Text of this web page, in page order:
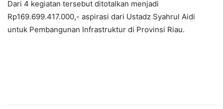
Dari 4 kegiatan tersebut ditotalkan menjadi
Rp169.699.417.000,- aspirasi dari Ustadz Syahrul Aidi
untuk Pembangunan Infrastruktur di Provinsi Riau.